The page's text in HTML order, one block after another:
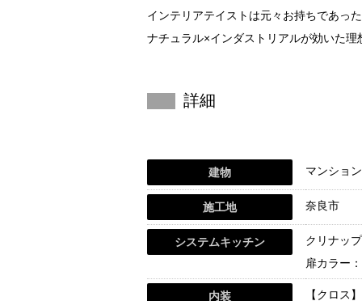
インテリアテイストは元々お持ちであっ
ナチュラル×インダストリアルが効いた
詳細
建物 マンション
施工地 奈良市
システムキッチン
クリナッ
扉カラー
内装 【クロス】